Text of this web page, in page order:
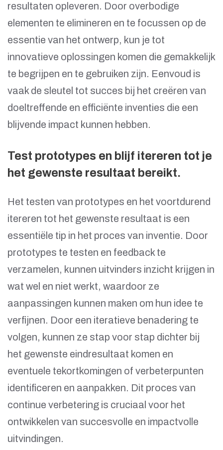
resultaten opleveren. Door overbodige
elementen te elimineren en te focussen op de
essentie van het ontwerp, kun je tot
innovatieve oplossingen komen die gemakkelijk
te begrijpen en te gebruiken zijn. Eenvoud is
vaak de sleutel tot succes bij het creëren van
doeltreffende en efficiënte inventies die een
blijvende impact kunnen hebben.
Test prototypes en blijf itereren tot je
het gewenste resultaat bereikt.
Het testen van prototypes en het voortdurend
itereren tot het gewenste resultaat is een
essentiële tip in het proces van inventie. Door
prototypes te testen en feedback te
verzamelen, kunnen uitvinders inzicht krijgen in
wat wel en niet werkt, waardoor ze
aanpassingen kunnen maken om hun idee te
verfijnen. Door een iteratieve benadering te
volgen, kunnen ze stap voor stap dichter bij
het gewenste eindresultaat komen en
eventuele tekortkomingen of verbeterpunten
identificeren en aanpakken. Dit proces van
continue verbetering is cruciaal voor het
ontwikkelen van succesvolle en impactvolle
uitvindingen.